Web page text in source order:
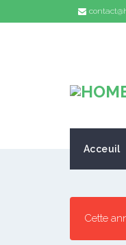
Acceuil
Cette